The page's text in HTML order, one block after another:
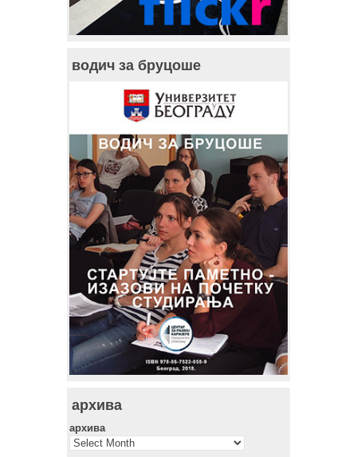
водич за бруцоше
архива
архива